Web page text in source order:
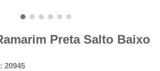
Preta Salto Baixo
20945